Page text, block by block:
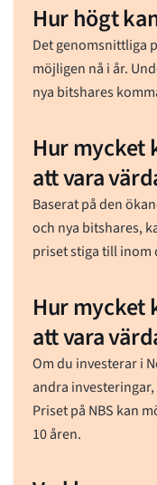
Hur högt
Det genomsnittliga
möjligen nå i år.
nya bitshares
Hur mycket
att vara
Baserat på den
och nya bitshares,
priset stiga till inom
Hur mycket
att vara
Om du investerar i
andra
Priset på NBS kan
10 åren.